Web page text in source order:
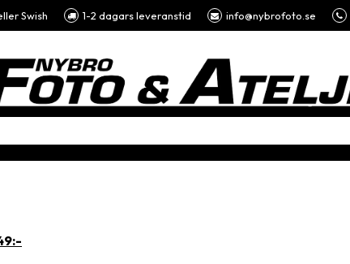
Swish 1-2 dagars leveranstid info@nybrofoto.se